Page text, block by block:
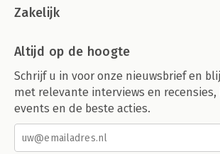
Zakelijk
Altijd op de hoogte
Schrijf u in voor onze nieuwsbrief en
met relevante interviews en
events en de beste acties.